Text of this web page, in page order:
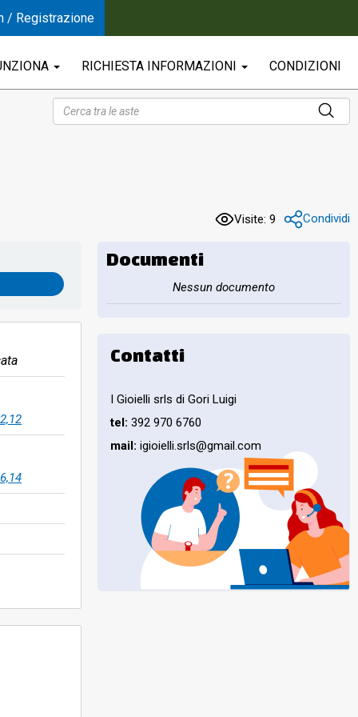
RICHIESTA INFORMAZIONI CONDIZIONI
Visite: 9 Condividi
2,12
6,14
Documenti
Nessun documento
Contatti
I Gioielli srls di Gori Luigi
tel: 392 970 6760
mail: igioielli.srls@gmail.com
/ Registrazione